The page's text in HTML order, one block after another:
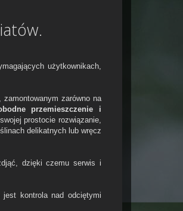
użytkownikach,
zarówno na
przemieszczenie i
prostocie rozwiązanie,
delikatnych lub wręcz
dzięki czemu serwis i
kontrola nad odciętymi